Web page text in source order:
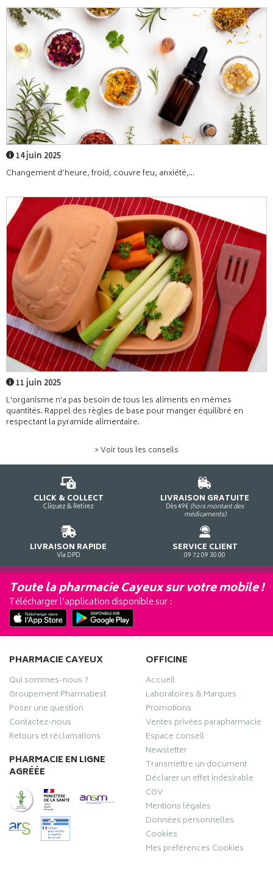
14 juin 2025
Changement d’heure, froid, couvre feu, anxiété,...
11 juin 2025
L'organisme n'a pas besoin de tous les aliments en mêmes
quantités. Rappel des règles de base pour manger équilibré en
respectant la pyramide alimentaire.
> Voir tous les conseils
CLICK & COLLECT
Cliquez & Retirez
LIVRAISON GRATUITE
Dès 49€ (hors montant des
médicaments)
LIVRAISON RAPIDE
Via DPD
SERVICE CLIENT
09 72 09 30 00
Toute la pharmacie Cayeux sur votre mobile !
Télécharger l’application disponible sur :
PHARMACIE CAYEUX
Qui sommes-nous ?
Groupement Pharmabest
Poser une question
Contactez-nous
Retours et réclamations
PHARMACIE EN LIGNE
AGRÉÉE
OFFICINE
Accueil
Laboratoires & Marques
Promotions
Ventes privées parapharmacie
Espace conseil
Newsletter
Transmettre un document
Déclarer un effet indésirable
CGV
Mentions légales
Données personnelles
Cookies
Mes préférences Cookies